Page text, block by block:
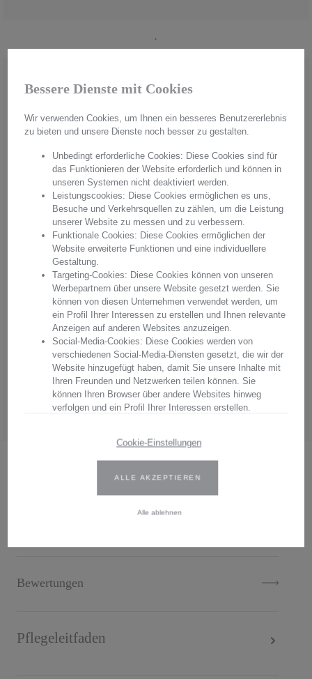
.
Handmade in Germany
Aus hochwertigstem Kristallglas werden in aufwendiger Handarbeit
"Made in Germany" einzigartige Unikate hergestellt. Mit jedem
Produkt erwerben Sie pures Handwerk in einer einzigartigen Qualität
und einem unvergleichbaren Glanz. Überzeugen Sie sich von
Arnstadt Kristall, überzeugen Sie sich von unserer Qualität.
Hersteller:Arnstadt Kristall GmbH
Anschrift: Bierweg 27, 99310 Arnstadt, Thüringen, Deutschland
E-Mail: verkauf@arnstadtkristall-shop.de
Tel. 0049 (0) 3628 - 66 00 33
Bewertungen
Pflegeleitfaden
Bessere Dienste mit Cookies
Wir verwenden Cookies, um Ihnen ein besseres Benutzererlebnis
zu bieten und unsere Dienste noch besser zu gestalten.
Unbedingt erforderliche Cookies: Diese Cookies sind für
das Funktionieren der Website erforderlich und können in
unseren Systemen nicht deaktiviert werden.
Leistungscookies: Diese Cookies ermöglichen es uns,
Besuche und Verkehrsquellen zu zählen, um die Leistung
unserer Website zu messen und zu verbessern.
Funktionale Cookies: Diese Cookies ermöglichen der
Website erweiterte Funktionen und eine individuellere
Gestaltung.
Targeting-Cookies: Diese Cookies können von unseren
Werbepartnern über unsere Website gesetzt werden. Sie
können von diesen Unternehmen verwendet werden, um
ein Profil Ihrer Interessen zu erstellen und Ihnen relevante
Anzeigen auf anderen Websites anzuzeigen.
Social-Media-Cookies: Diese Cookies werden von
verschiedenen Social-Media-Diensten gesetzt, die wir der
Website hinzugefügt haben, damit Sie unsere Inhalte mit
Ihren Freunden und Netzwerken teilen können. Sie
können Ihren Browser über andere Websites hinweg
verfolgen und ein Profil Ihrer Interessen erstellen.
Informationen finden Sie in unserer Datenschutzbestimmungen.
Geben Sie Ihre Zustimmung oder bearbeiten Sie die Cookie-
Einstellungen, um festzulegen, wie Ihre gesammelten Daten
verwendet werden können. Sie können Ihre Einwilligung jederzeit
Cookie-Einstellungen
Alle ablehnen
ALLE AKZEPTIEREN